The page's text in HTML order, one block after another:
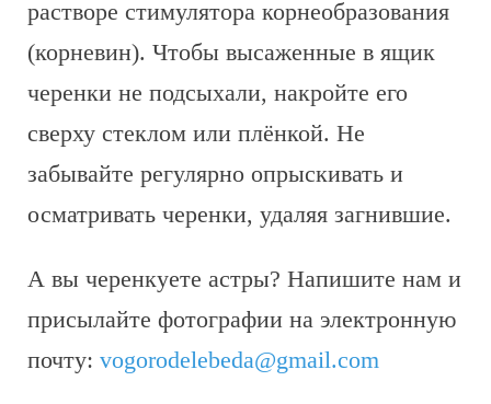
растворе стимулятора корнеобразования
(корневин). Чтобы высаженные в ящик
черенки не подсыхали, накройте его
сверху стеклом или плёнкой. Не
забывайте регулярно опрыскивать и
осматривать черенки, удаляя загнившие.
А вы черенкуете астры? Напишите нам и
присылайте фотографии на электронную
почту: vogorodelebeda@gmail.com